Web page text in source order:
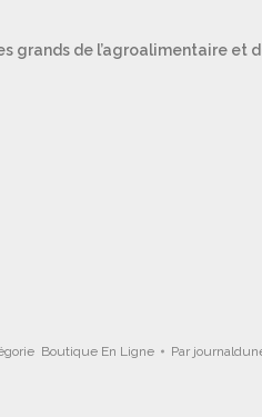
grands de l’agroalimentaire
Boutique En Ligne Par